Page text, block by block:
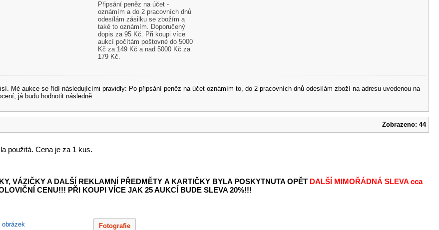
Připsání peněz na účet -
oznámím a do 2 pracovních dnů
odesílám zásilku se zbožím a
také to oznámím. Doporučený
dopis za 95 Kč. Při koupi více
aukcí počítám poštovné do 5000
Kč za 149 Kč a nad 5000 Kč za
179 Kč.
Mé aukce se řídí následujícími pravidly: Po připsání peněz na účet oznámím to, do 2 pracovních dnů odesílám zboží na adresu uvedenou na
já budu hodnotit následně.
Zobrazeno: 44
použitá. Cena je za 1 kus.
VÁZIČKY A DALŠÍ REKLAMNÍ PŘEDMĚTY A KARTIČKY BYLA POSKYTNUTA OPĚT DALŠÍ MIMOŘÁDNÁ SLEVAcca
CENU!!! PŘI KOUPI VÍCE JAK 25 AUKCÍ BUDE SLEVA 20%!!!
obrázek Fotografie